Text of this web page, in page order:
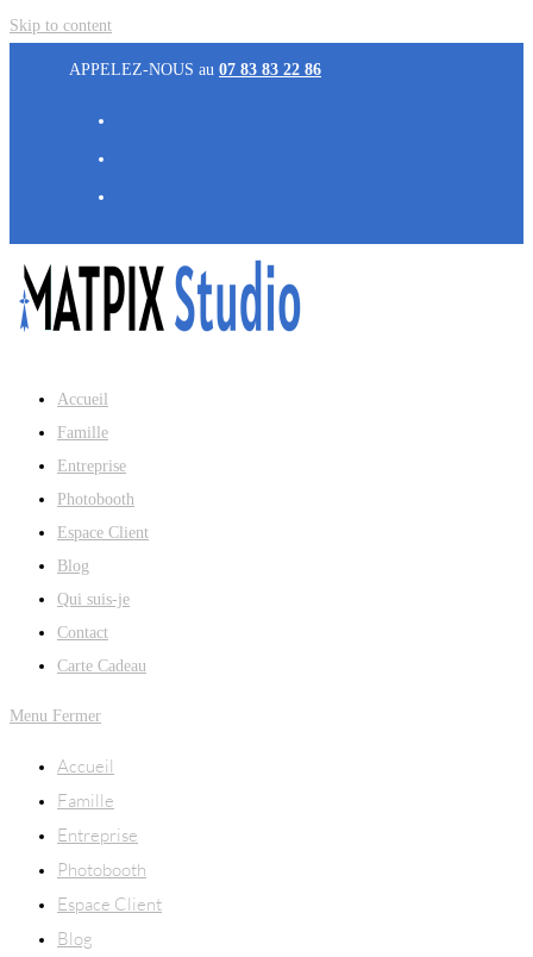
Skip to content
APPELEZ-NOUS au 07 83 83 22 86
Accueil
Famille
Entreprise
Photobooth
Espace Client
Blog
Qui suis-je
Contact
Carte Cadeau
Menu Fermer
Accueil
Famille
Entreprise
Photobooth
Espace Client
Blog